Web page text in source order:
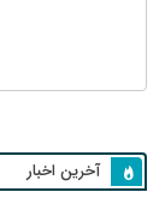
آخرین اخبار